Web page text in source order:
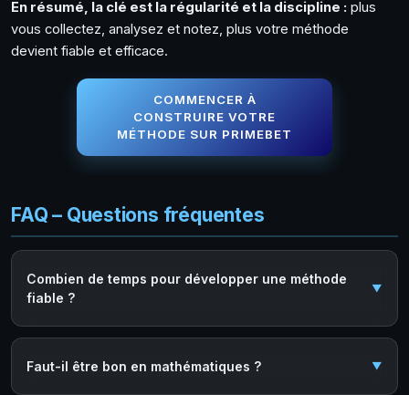
En résumé, la clé est la régularité et la discipline : plus
vous collectez, analysez et notez, plus votre méthode
devient fiable et efficace.
COMMENCER À
CONSTRUIRE VOTRE
MÉTHODE SUR PRIMEBET
FAQ – Questions fréquentes
Combien de temps pour développer une méthode
fiable ?
Faut-il être bon en mathématiques ?